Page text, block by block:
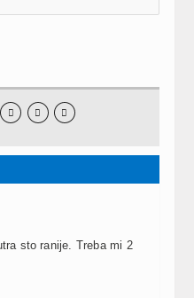
  
sto ranije. Treba mi 2